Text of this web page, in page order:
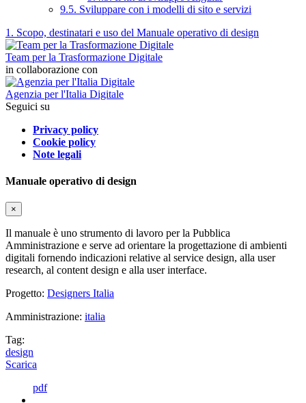
9.5. Sviluppare con i modelli di sito e servizi
1. Scopo, destinatari e uso del Manuale operativo di design
Team per la Trasformazione Digitale
in collaborazione con
Agenzia per l'Italia Digitale
Seguici su
Privacy policy
Cookie policy
Note legali
Manuale operativo di design
×
Il manuale è uno strumento di lavoro per la Pubblica
Amministrazione e serve ad orientare la progettazione di ambienti
digitali fornendo indicazioni relative al service design, alla user
research, al content design e alla user interface.
Progetto: Designers Italia
Amministrazione: italia
Tag:
design
Scarica
pdf